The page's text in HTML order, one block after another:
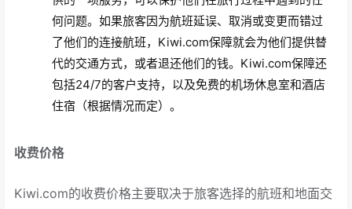
何问题。如果旅客因为航班延误、取消或变更而错过
了他们的连接航班，Kiwi.com保障就会为他们提供替
代的交通方式，或者退还他们的钱。Kiwi.com保障还
包括24/7的客户支持，以及免费的机场休息室和酒店
住宿（根据情况而定）。
收费价格
Kiwi.com的收费价格主要取决于旅客选择的航班和地面交